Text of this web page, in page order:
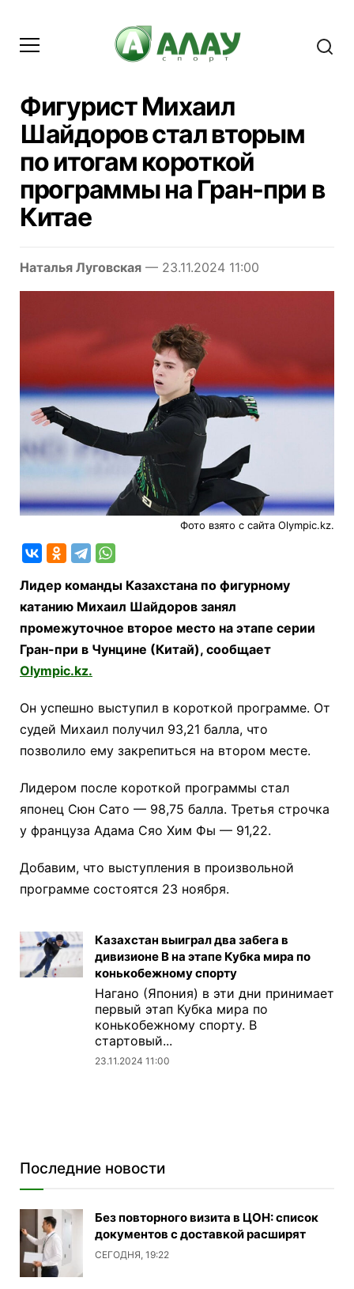
Фигурист Михаил
Шайдоров стал вторым
по итогам короткой
программы на Гран-при в
Китае
Наталья Луговская — 23.11.2024 11:00
Фото взято с сайта Olympic.kz.
Лидер команды Казахстана по фигурному
катанию Михаил Шайдоров занял
промежуточное второе место на этапе серии
Гран-при в Чунцине (Китай), сообщает
Olympic.kz.
Он успешно выступил в короткой программе. От
судей Михаил получил 93,21 балла, что
позволило ему закрепиться на втором месте.
Лидером после короткой программы стал
японец Сюн Сато — 98,75 балла. Третья строчка
у француза Адама Сяо Хим Фы — 91,22.
Добавим, что выступления в произвольной
программе состоятся 23 ноября.
Казахстан выиграл два забега в
дивизионе B на этапе Кубка мира по
конькобежному спорту
Нагано (Япония) в эти дни принимает
первый этап Кубка мира по
конькобежному спорту. В
стартовый...
23.11.2024 11:00
Последние новости
Без повторного визита в ЦОН: список
документов с доставкой расширят
СЕГОДНЯ, 19:22